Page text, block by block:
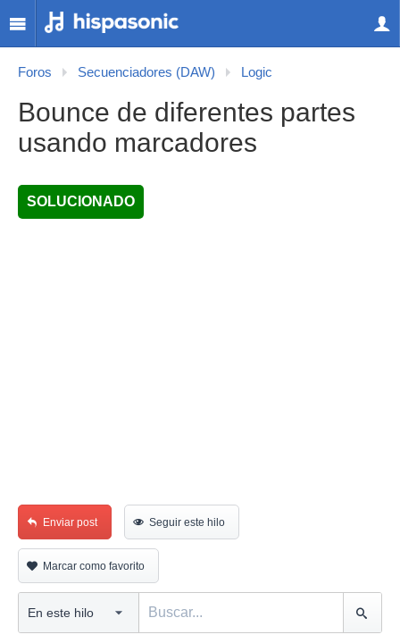
Foros Secuenciadores (DAW) Logic
Bounce de diferentes partes
usando marcadores
SOLUCIONADO
Enviar post Seguir este hilo
Marcar como favorito